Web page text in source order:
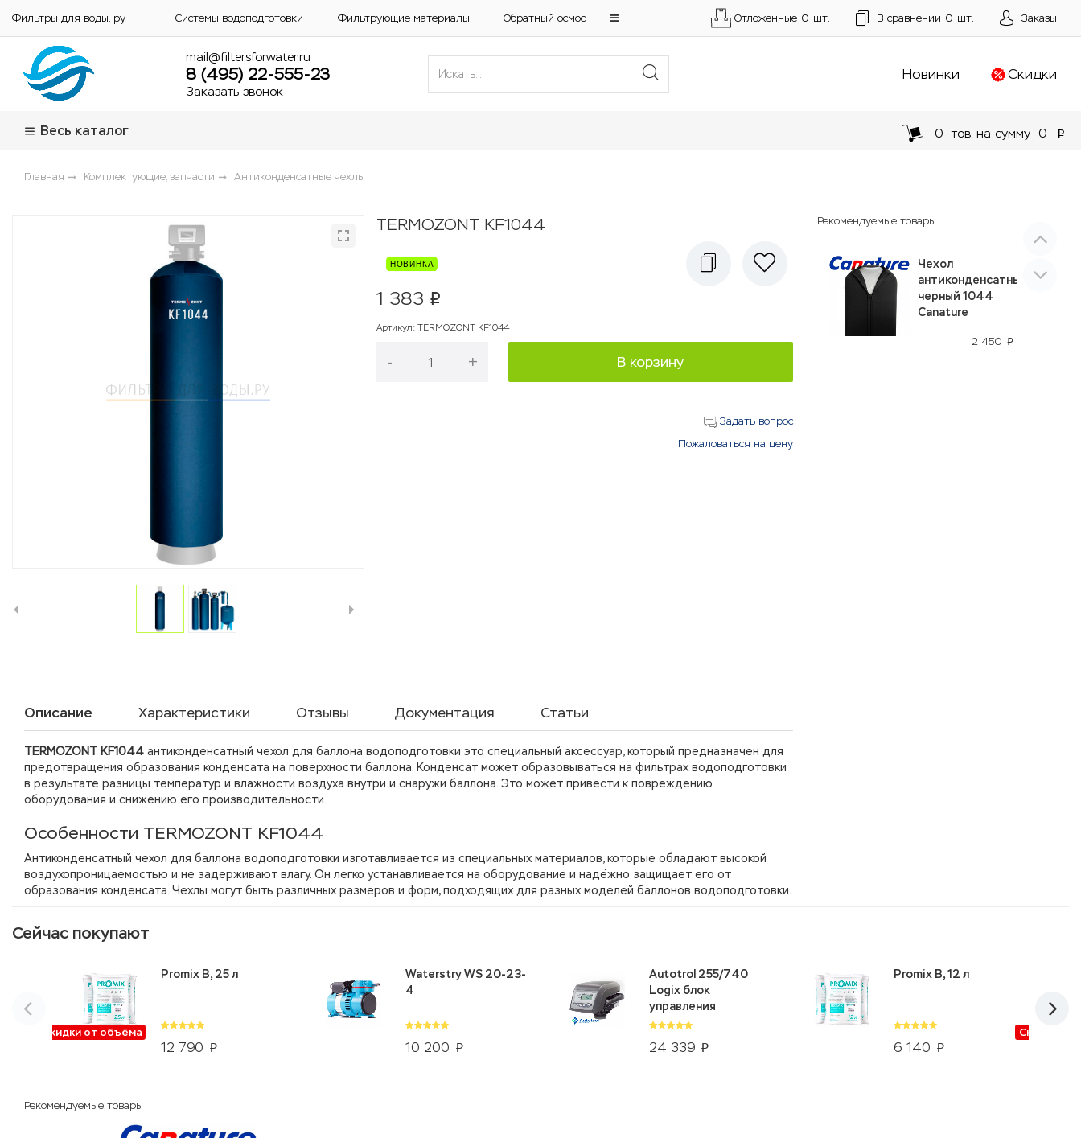
Фильтры для воды. ру Системы водоподготовки Фильтрующие материалы Обратный осмос Отложенные 0 шт. В сравнении 0 шт. Заказы
mail@filtersforwater.ru
8 (495) 22-555-23
Заказать звонок
Новинки Скидки
Весь каталог 0 тов. на сумму 0 p
Главная Комплектующие, запчасти Антиконденсатные чехлы
TERMOZONT KF1044
1 383 p
Артикул: TERMOZONT KF1044
- + В корзину
Задать вопрос
Пожаловаться на цену
Рекомендуемые товары
2 450 p
Чехол
антиконденсатный
черный 1044
Canature
Описание Характеристики Отзывы Документация Статьи
TERMOZONT KF1044 антиконденсатный чехол для баллона водоподготовки это специальный аксессуар, который предназначен для
предотвращения образования конденсата на поверхности баллона. Конденсат может образовываться на фильтрах водоподготовки
в результате разницы температур и влажности воздуха внутри и снаружи баллона. Это может привести к повреждению
оборудования и снижению его производительности.
Особенности TERMOZONT KF1044
Антиконденсатный чехол для баллона водоподготовки изготавливается из специальных материалов, которые обладают высокой
воздухопроницаемостью и не задерживают влагу. Он легко устанавливается на оборудование и надёжно защищает его от
образования конденсата. Чехлы могут быть различных размеров и форм, подходящих для разных моделей баллонов водоподготовки.
Сейчас покупают
Скидки от объёма
12 790 p
Promix B, 25 л
10 200 p
Waterstry WS 20-23-
4
24 339 p
Autotrol 255/740
Logix блок
управления
6 140 p
Promix B, 12 л
Скидки от
Рекомендуемые товары